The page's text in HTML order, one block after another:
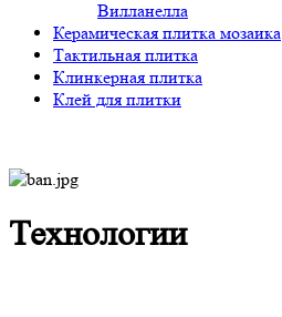
Вилланелла
Керамическая плитка мозаика
Тактильная плитка
Клинкерная плитка
Клей для плитки
Технологии